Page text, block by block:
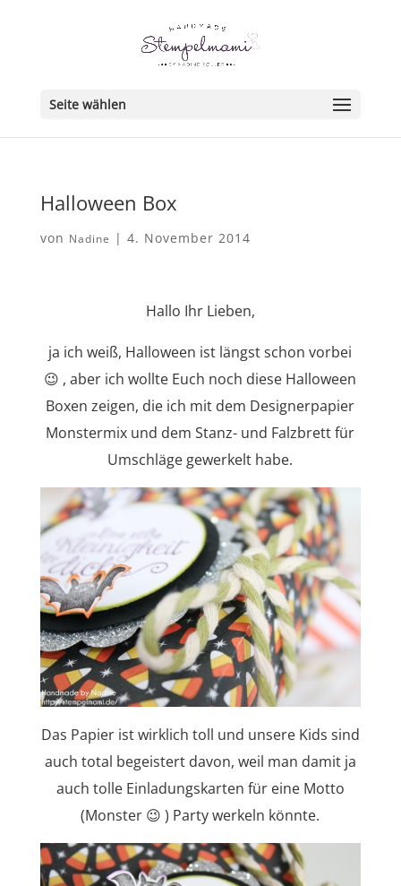
Seite wählen
Halloween Box
von Nadine | 4. November 2014
Hallo Ihr Lieben,
ja ich weiß, Halloween ist längst schon vorbei
😉 , aber ich wollte Euch noch diese Halloween
Boxen zeigen, die ich mit dem Designerpapier
Monstermix und dem Stanz- und Falzbrett für
Umschläge gewerkelt habe.
Das Papier ist wirklich toll und unsere Kids sind
auch total begeistert davon, weil man damit ja
auch tolle Einladungskarten für eine Motto
(Monster 😉 ) Party werkeln könnte.